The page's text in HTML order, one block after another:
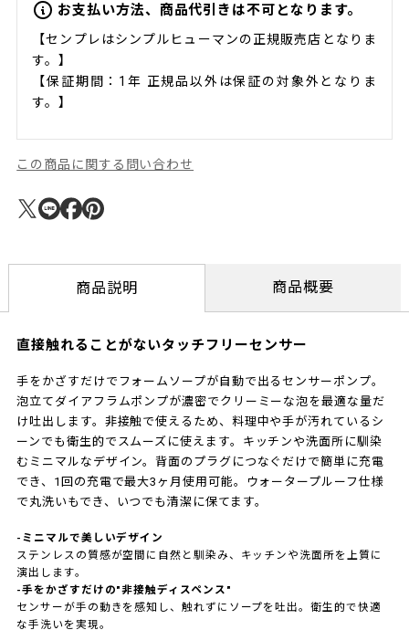
お支払い方法、商品代引きは不可となります。
【センプレはシンプルヒューマンの正規販売店となりま
す。】
【保証期間：1年 正規品以外は保証の対象外となりま
す。】
この商品に関する問い合わせ
商品説明 商品概要
直接触れることがないタッチフリーセンサー
手をかざすだけでフォームソープが自動で出るセンサーポンプ。
泡立てダイアフラムポンプが濃密でクリーミーな泡を最適な量だ
け吐出します。非接触で使えるため、料理中や手が汚れているシ
ーンでも衛生的でスムーズに使えます。キッチンや洗面所に馴染
むミニマルなデザイン。背面のプラグにつなぐだけで簡単に充電
でき、1回の充電で最大3ヶ月使用可能。ウォータープルーフ仕様
で丸洗いもでき、いつでも清潔に保てます。
-ミニマルで美しいデザイン
ステンレスの質感が空間に自然と馴染み、キッチンや洗面所を上質に
演出します。
-手をかざすだけの"非接触ディスペンス"
センサーが手の動きを感知し、触れずにソープを吐出。衛生的で快適
な手洗いを実現。